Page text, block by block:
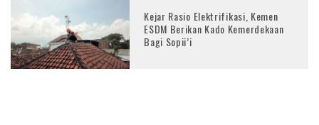
Kejar Rasio Elektrifikasi, Kemen
ESDM Berikan Kado Kemerdekaan
Bagi Sopii’i